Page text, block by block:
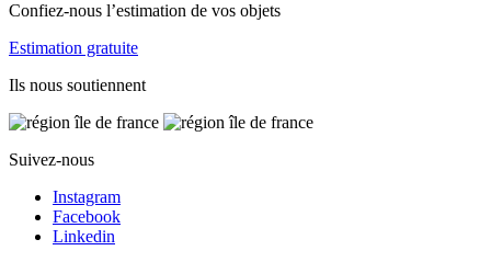
Confiez-nous l’estimation de vos objets
Estimation gratuite
Ils nous soutiennent
Suivez-nous
Instagram
Facebook
Linkedin